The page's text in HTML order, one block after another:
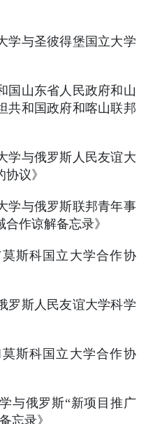
学与圣彼得堡国立大学
国山东省人民政府和山
共和国政府和喀山联邦
学与俄罗斯人民友谊大
议》
学与俄罗斯联邦青年事
作谅解备忘录》
莫斯科国立大学合作协
罗斯人民友谊大学科学
莫斯科国立大学合作协
与俄罗斯“新项目推广
忘录》